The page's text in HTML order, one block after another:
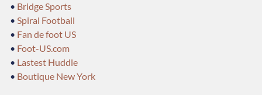
• Bridge Sports
• Spiral Football
• Fan de foot US
• Foot-US.com
• Lastest Huddle
• Boutique New York